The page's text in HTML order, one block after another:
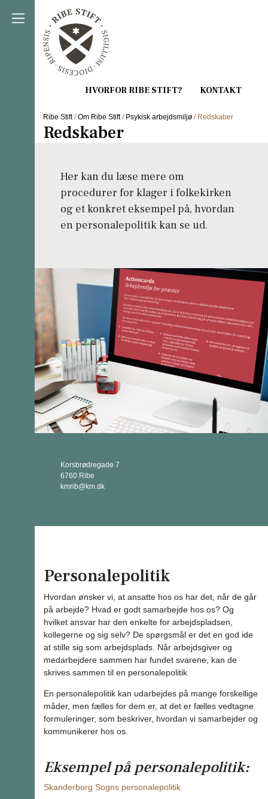
Direkte til indholdet
Ribe Stift/Om Ribe Stift/ Psykisk arbejdsmiljø/ Redskaber
Redskaber
Her kan du læse mere om
procedurer for klager i folkekirken
og et konkret eksempel på, hvordan
en personalepolitik kan se ud.
Korsbrødregade 7
6760 Ribe
kmrib@km.dk
Personalepolitik
Hvordan ønsker vi, at ansatte hos os har det, når de går
på arbejde? Hvad er godt samarbejde hos os? Og
hvilket ansvar har den enkelte for arbejdspladsen,
kollegerne og sig selv? De spørgsmål er det en god ide
at stille sig som arbejdsplads. Når arbejdsgiver og
medarbejdere sammen har fundet svarene, kan de
skrives sammen til en personalepolitik
En personalepolitik kan udarbejdes på mange forskellige
måder, men fælles for dem er, at det er fælles vedtagne
formuleringer, som beskriver, hvordan vi samarbejder og
kommunikerer hos os.
Eksempel på personalepolitik:
Skanderborg Sogns personalepolitik